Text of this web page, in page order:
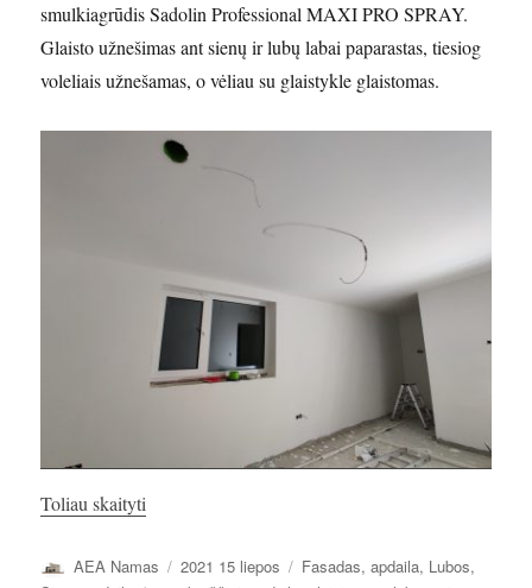
smulkiagrūdis Sadolin Professional MAXI PRO SPRAY.
Glaisto užnešimas ant sienų ir lubų labai paparastas, tiesiog
voleliais užnešamas, o vėliau su glaistykle glaistomas.
Toliau skaityti
Autorius
AEA Namas Paskelbta
2021 15 liepos Kategorijos
Fasadas, apdaila, Lubos,